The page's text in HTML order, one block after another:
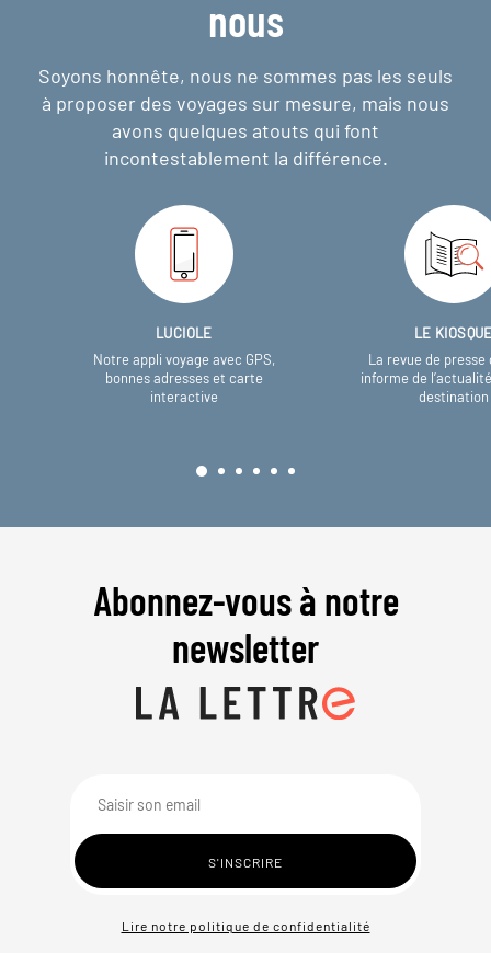
nous
Soyons honnête, nous ne sommes pas les seuls
à proposer des voyages sur mesure, mais nous
avons quelques atouts qui font
incontestablement la différence.
LUCIOLE
Notre appli voyage avec GPS,
bonnes adresses et carte
interactive
LE
La revue de presse
informe de
destination
Abonnez-vous à notre
newsletter
Lire notre politique de confidentialité